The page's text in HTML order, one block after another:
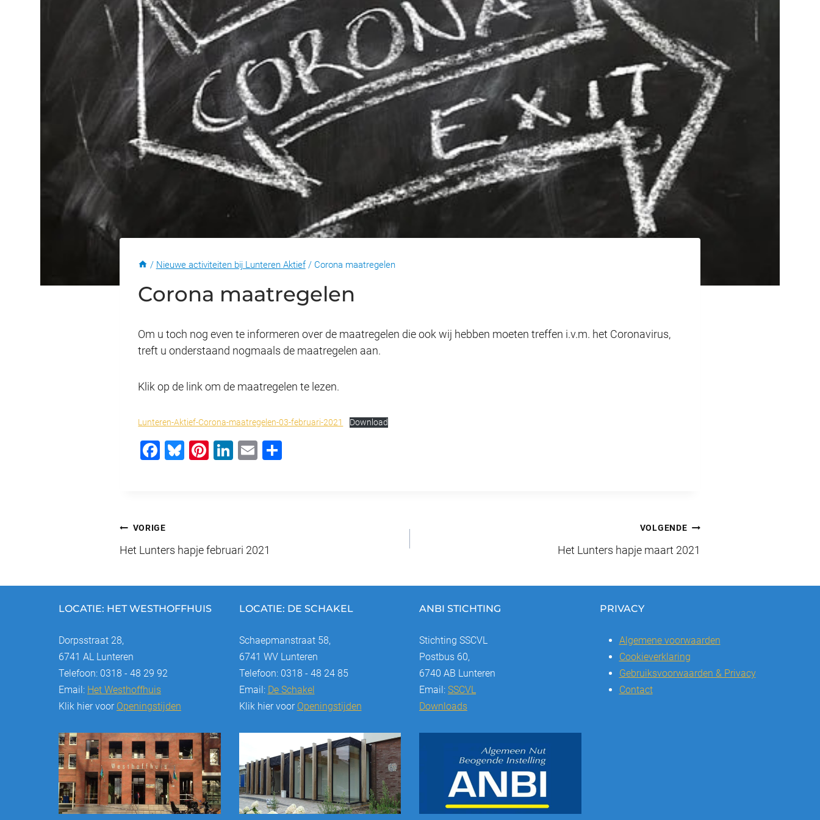
/ Nieuwe activiteiten bij Lunteren Aktief / Corona maatregelen
Corona maatregelen
Om u toch nog even te informeren over de maatregelen die ook wij hebben moeten treffen i.v.m. het Coronavirus,
treft u onderstaand nogmaals de maatregelen aan.
Klik op de link om de maatregelen te lezen.
Lunteren-Aktief-Corona-maatregelen-03-februari-2021 Download
F
b
o
k
Bl Pi Li
n
E
Bericht
navigatie
VORIGE
Het Lunters hapje februari 2021
VOLGENDE
Het Lunters hapje maart 2021
LOCATIE: HET WESTHOFFHUIS
Dorpsstraat 28,
6741 AL Lunteren
Telefoon: 0318 - 48 29 92
Email: Het Westhoffhuis
Klik hier voor Openingstijden
LOCATIE: DE SCHAKEL
Schaepmanstraat 58,
6741 WV Lunteren
Telefoon: 0318 - 48 24 85
Email: De Schakel
Klik hier voor Openingstijden
ANBI STICHTING
Stichting SSCVL
Postbus 60,
6740 AB Lunteren
Email: SSCVL
Downloads
PRIVACY
Algemene voorwaarden
Cookieverklaring
Gebruiksvoorwaarden & Privacy
Contact